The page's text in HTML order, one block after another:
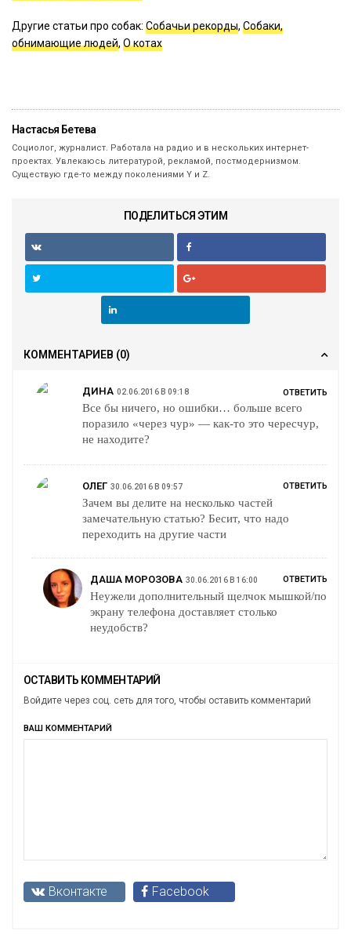
Другие статьи про собак: Собачьи рекорды, Собаки,
обнимающие людей, О котах
Настасья Бетева
Социолог, журналист. Работала на радио и в нескольких интернет-
проектах. Увлекаюсь литературой, рекламой, постмодернизмом.
Существую где-то между поколениями Y и Z.
ПОДЕЛИТЬСЯ ЭТИМ
КОММЕНТАРИЕВ (0)
ДИНА 02.06.2016 В 09:18
Все бы ничего, но ошибки… больше всего
поразило «через чур» — как-то это чересчур,
не находите?
ОТВЕТИТЬ
ОЛЕГ 30.06.2016 В 09:57
Зачем вы делите на несколько частей
замечательную статью? Бесит, что надо
переходить на другие части
ОТВЕТИТЬ
ДАША МОРОЗОВА 30.06.2016 В 16:00
Неужели дополнительный щелчок мышкой/по
экрану телефона доставляет столько
неудобств?
ОТВЕТИТЬ
ОСТАВИТЬ КОММЕНТАРИЙ
Войдите через соц. сеть для того, чтобы оставить комментарий
ВАШ КОММЕНТАРИЙ
Вконтакте Facebook